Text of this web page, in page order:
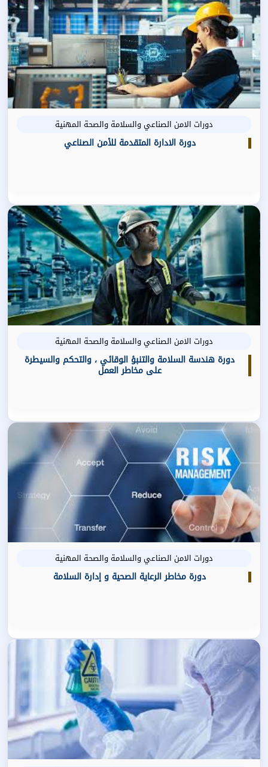
دورات الامن الصناعي والسلامة والصحة المهنية
دورة الادارة المتقدمة للأمن الصناعي
دورات الامن الصناعي والسلامة والصحة المهنية
دورة هندسة السلامة والتنبؤ الوقائي ، والتحكم والسيطرة
على مخاطر العمل
دورات الامن الصناعي والسلامة والصحة المهنية
دورة مخاطر الرعاية الصحية و إدارة السلامة